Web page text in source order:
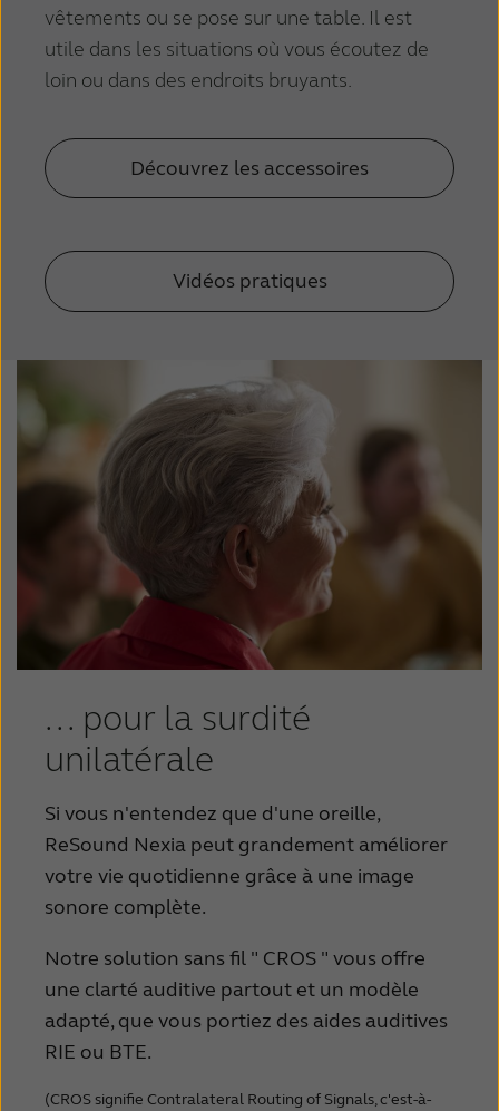
vêtements ou se pose sur une table. Il est
utile dans les situations où vous écoutez de
loin ou dans des endroits bruyants.
Découvrez les accessoires
Vidéos pratiques
... pour la surdité
unilatérale
Si vous n'entendez que d'une oreille,
ReSound Nexia peut grandement améliorer
votre vie quotidienne grâce à une image
sonore complète.
Notre solution sans fil " CROS " vous offre
une clarté auditive partout et un modèle
adapté, que vous portiez des aides auditives
RIE ou BTE.
(CROS signifie Contralateral Routing of Signals, c'est-à-